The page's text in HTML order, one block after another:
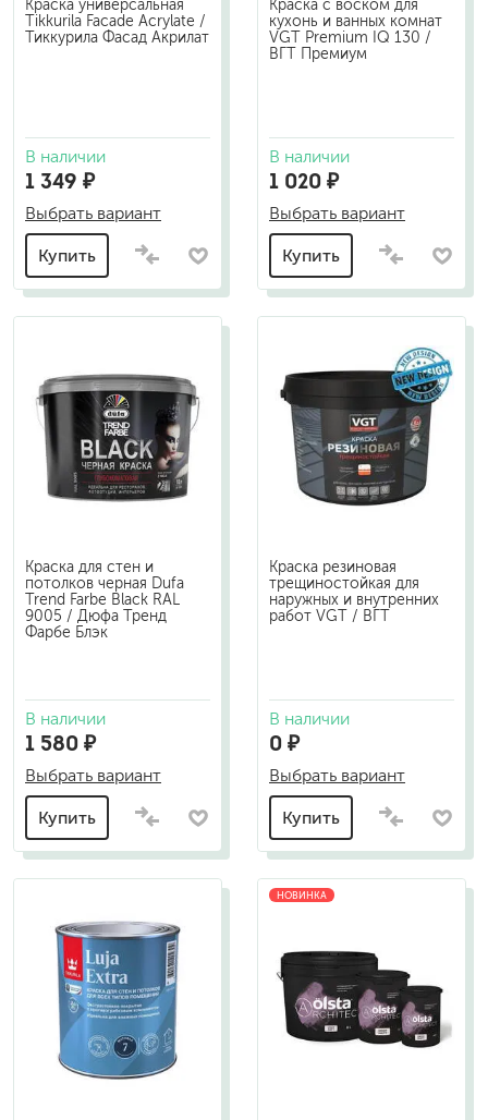
Краска универсальная
Tikkurila Facade Acrylate /
Тиккурила Фасад Акрилат
В наличии
1 349 ₽
Выбрать вариант
Купить
Краска с воском для
кухонь и ванных комнат
VGT Premium IQ 130 /
ВГТ Премиум
В наличии
1 020 ₽
Выбрать вариант
Купить
Краска для стен и
потолков черная Dufa
Trend Farbe Black RAL
9005 / Дюфа Тренд
Фарбе Блэк
В наличии
1 580 ₽
Выбрать вариант
Купить
Краска резиновая
трещиностойкая для
наружных и внутренних
работ VGT / ВГТ
В наличии
0 ₽
Выбрать вариант
Купить
НОВИНКА